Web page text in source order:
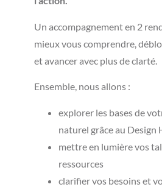
Un accompagnement en 2
mieux vous comprendre,
et avancer avec plus de clarté.
Ensemble, nous allons :
explorer les bases de
naturel grâce au Design
mettre en lumière vos
ressources
clarifier vos besoins et